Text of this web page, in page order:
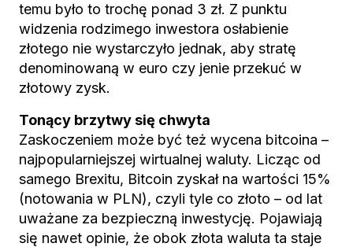
temu było to trochę ponad 3 zł. Z punktu
widzenia rodzimego inwestora osłabienie
złotego nie wystarczyło jednak, aby stratę
denominowaną w euro czy jenie przekuć w
złotowy zysk.
Tonący brzytwy się chwyta
Zaskoczeniem może być też wycena bitcoina –
najpopularniejszej wirtualnej waluty. Licząc od
samego Brexitu, Bitcoin zyskał na wartości 15%
(notowania w PLN), czyli tyle co złoto – od lat
uważane za bezpieczną inwestycję. Pojawiają
się nawet opinie, że obok złota waluta ta staje